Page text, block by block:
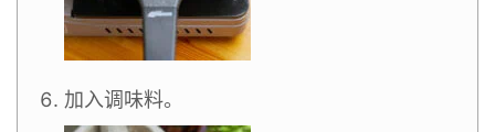
加入调味料。